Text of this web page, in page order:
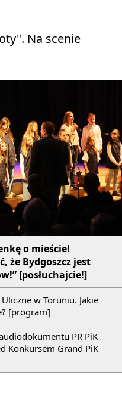
Na scenie
o mieście!
że Bydgoszcz jest
[posłuchajcie!]
w Toruniu. Jakie
[program]
PR PiK
Konkursem Grand PiK